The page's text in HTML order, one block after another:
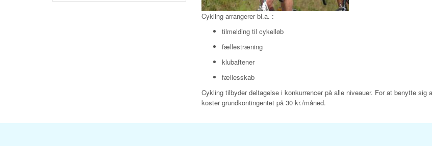
Cykling arrangerer bl.a. :
tilmelding til cykelløb
fællestræning
klubaftener
fællesskab
Cykling tilbyder deltagelse i konkurrencer på alle niveauer. For at benytte
koster grundkontingentet på 30 kr./måned.